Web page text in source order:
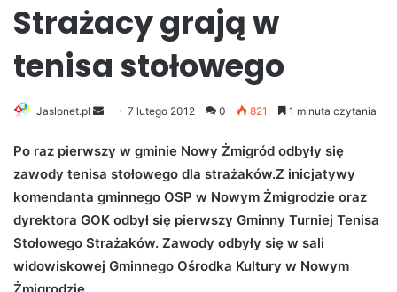
Strażacy grają w
tenisa stołowego
Jaslonet.pl
n
d
a
n
e
m
7 lutego 2012 0 821 1 minuta czytania
Po raz pierwszy w gminie Nowy Żmigród odbyły się
zawody tenisa stołowego dla strażaków.Z inicjatywy
komendanta gminnego OSP w Nowym Żmigrodzie oraz
dyrektora GOK odbył się pierwszy Gminny Turniej Tenisa
Stołowego Strażaków. Zawody odbyły się w sali
widowiskowej Gminnego Ośrodka Kultury w Nowym